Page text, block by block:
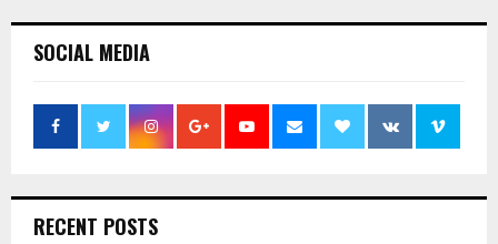
SOCIAL MEDIA
RECENT POSTS